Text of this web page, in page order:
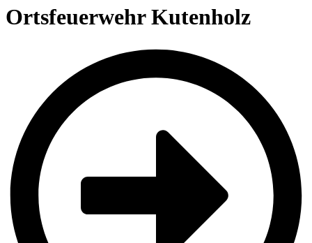
Ortsfeuerwehr Kutenholz